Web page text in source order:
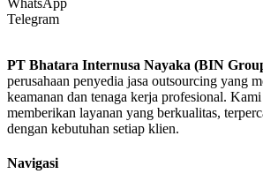
Telegram
PT Bhatara Internusa Nayaka (BIN
perusahaan penyedia jasa outsourcing yang
keamanan dan tenaga kerja profesional.
memberikan layanan yang berkualitas,
dengan kebutuhan setiap klien.
Navigasi